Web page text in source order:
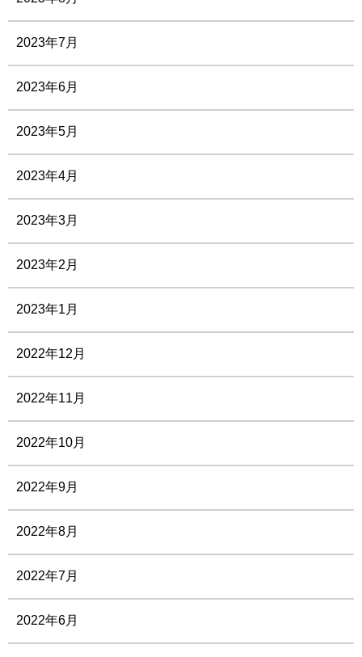
2023年7月
2023年6月
2023年5月
2023年4月
2023年3月
2023年2月
2023年1月
2022年12月
2022年11月
2022年10月
2022年9月
2022年8月
2022年7月
2022年6月